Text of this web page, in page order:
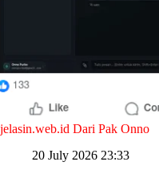
jelasin.web.id Dari Pak Onno
20 July 2026 23:33